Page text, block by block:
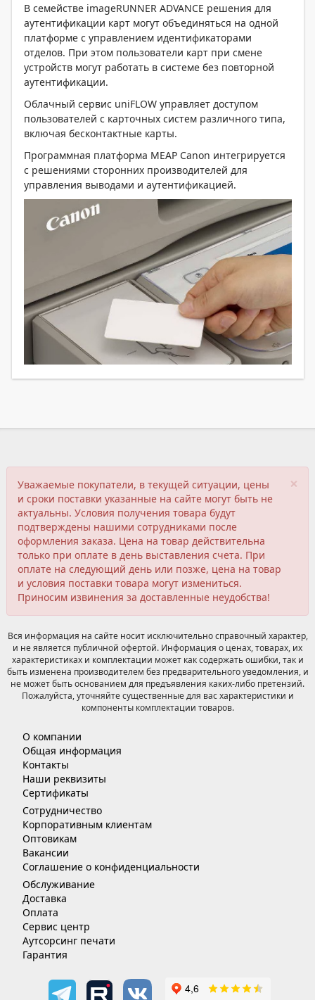
В семействе imageRUNNER ADVANCE решения для
аутентификации карт могут объединяться на одной
платформе с управлением идентификаторами
отделов. При этом пользователи карт при смене
устройств могут работать в системе без повторной
аутентификации.
Облачный сервис uniFLOW управляет доступом
пользователей с карточных систем различного типа,
включая бесконтактные карты.
Программная платформа MEAP Canon интегрируется
с решениями сторонних производителей для
управления выводами и аутентификацией.
×
Уважаемые покупатели, в текущей ситуации, цены
и сроки поставки указанные на сайте могут быть не
актуальны. Условия получения товара будут
подтверждены нашими сотрудниками после
оформления заказа. Цена на товар действительна
только при оплате в день выставления счета. При
оплате на следующий день или позже, цена на товар
и условия поставки товара могут измениться.
Приносим извинения за доставленные неудобства!
Вся информация на сайте носит исключительно справочный характер,
и не является публичной офертой. Информация о ценах, товарах, их
характеристиках и комплектации может как содержать ошибки, так и
быть изменена производителем без предварительного уведомления, и
не может быть основанием для предъявления каких-либо претензий.
Пожалуйста, уточняйте существенные для вас характеристики и
компоненты комплектации товаров.
О компании
Общая информация
Контакты
Наши реквизиты
Сертификаты
Сотрудничество
Корпоративным клиентам
Оптовикам
Вакансии
Соглашение о конфиденциальности
Обслуживание
Доставка
Оплата
Сервис центр
Аутсорсинг печати
Гарантия